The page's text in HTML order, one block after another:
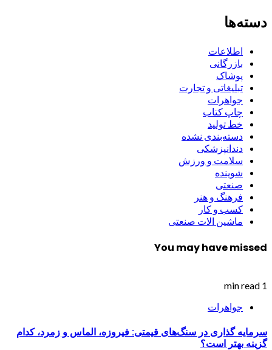
دسته‌ها
اطلاعات
بازرگانی
پوشاک
تبلیغاتی و تجارت
جواهرات
چاپ کتاب
خط تولید
دسته‌بندی نشده
دندانپزشکی
سلامت و ورزش
شوینده
صنعتی
فرهنگ و هنر
کسب و کار
ماشین الات صنعتی
You may have missed
1 min read
جواهرات
سرمایه گذاری در سنگ‌های قیمتی: فیروزه، الماس و زمرد، کدام
گزینه بهتر است؟